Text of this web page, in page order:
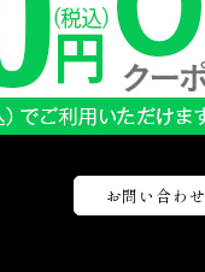
お問い合わせ